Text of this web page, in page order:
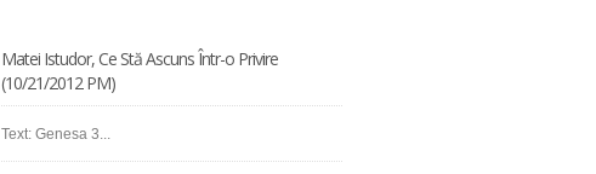
Matei Istudor, Ce Stă Ascuns Într-o Privire
(10/21/2012 PM)
Text: Genesa 3...